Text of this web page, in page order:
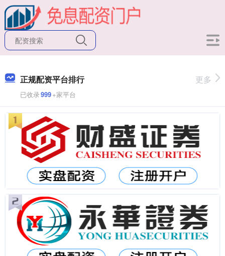
正规配资平台排行
已收录999+家平台
更多